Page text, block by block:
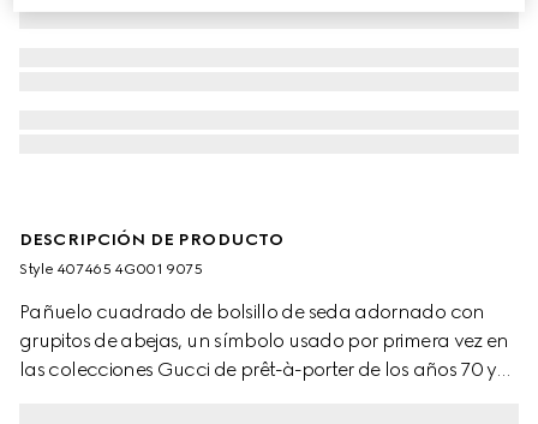
DESCRIPCIÓN DE PRODUCTO
Style ‎407465 4G001 9075
Pañuelo cuadrado de bolsillo de seda adornado con
grupitos de abejas, un símbolo usado por primera vez en
las colecciones Gucci de prêt-à-porter de los años 70 y